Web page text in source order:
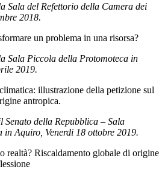
Sala del Refettorio della Camera dei
2018.
un problema in una risorsa?
Sala Piccola della Protomoteca in
2019.
illustrazione della petizione sul
antropica.
Senato della Repubblica – Sala
in Aquiro, Venerdi 18 ottobre 2019.
realtà? Riscaldamento globale di origine